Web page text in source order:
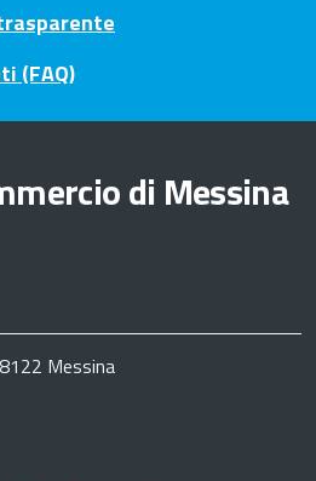
(FAQ)
di Messina
Messina